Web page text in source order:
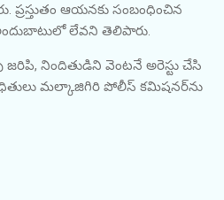
ప్రస్తుతం ఆయనకు సంబంధించిన
లేవని తెలిపారు.
జరిపి, నిందితుడిని వెంటనే అరెస్టు చేసి
మల్కాజిగిరి పోలీస్ కమిషనర్‌ను